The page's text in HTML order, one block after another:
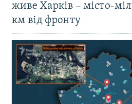
живе Харків – місто-
км від фронту